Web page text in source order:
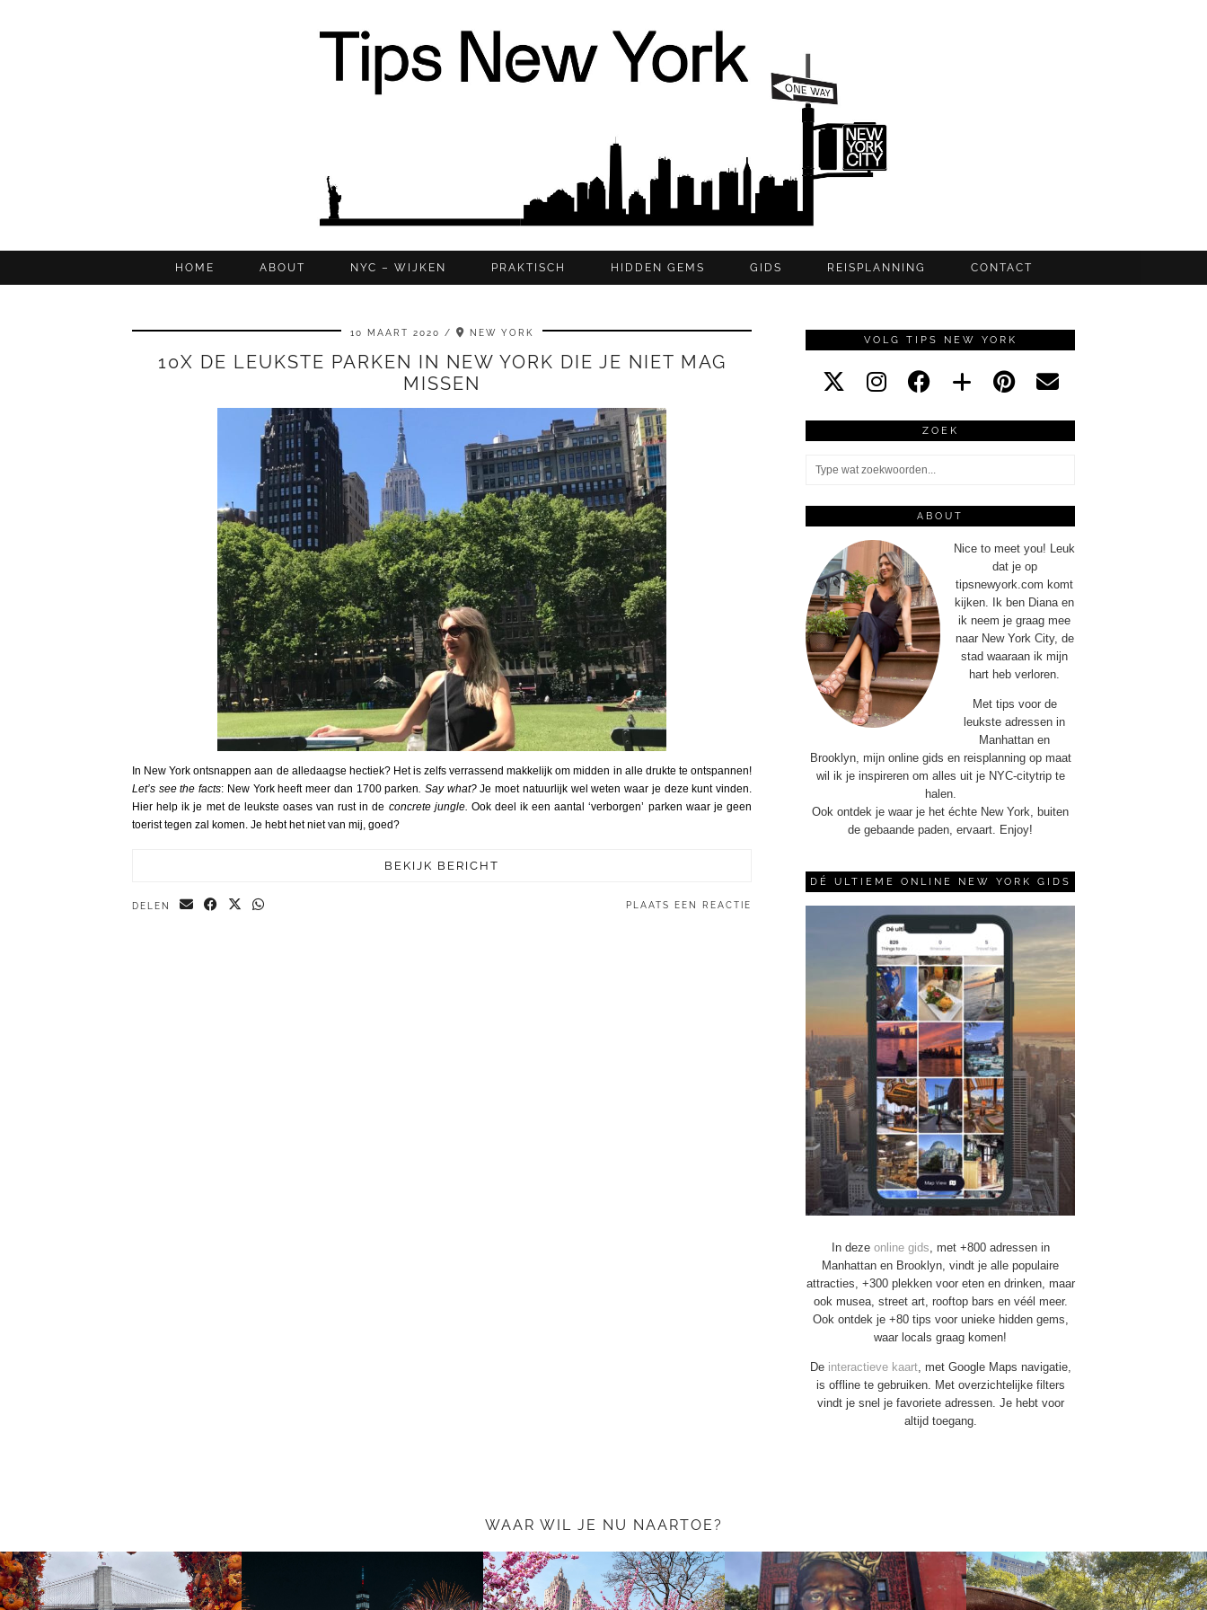
HOME ABOUT NYC – WIJKEN PRAKTISCH HIDDEN GEMS GIDS REISPLANNING CONTACT
10 MAART 2020 NEW YORK
10X DE LEUKSTE PARKEN IN NEW YORK DIE JE NIET MAG
MISSEN
In New York ontsnappen aan de alledaagse hectiek? Het is zelfs verrassend makkelijk om midden in alle drukte te ontspannen!
Let’s see the facts: New York heeft meer dan 1700 parken Say what?Je moet natuurlijk wel weten waar je deze kunt vinden.
Hier help ik je met de leukste oases van rust in de concrete jungle. Ook deel ik een aantal ‘verborgen’ parken waar je geen
toerist tegen zal komen. Je hebt het niet van mij, goed?
BEKIJK BERICHT
DELEN PLAATS EEN REACTIE
VOLG TIPS NEW YORK
ZOEK
ABOUT
Nice to meet you! Leuk
dat je op
tipsnewyork.com komt
kijken. Ik ben Diana en
ik neem je graag mee
naar New York City, de
stad waaraan ik mijn
hart heb verloren.
Met tips voor de
leukste adressen in
Manhattan en
Brooklyn, mijn online gids en reisplanning op maat
wil ik je inspireren om alles uit je NYC-citytrip te
halen.
Ook ontdek je waar je het échte New York, buiten
de gebaande paden, ervaart. Enjoy!
DÉ ULTIEME ONLINE NEW YORK GIDS
In deze online gids, met +800 adressen in
Manhattan en Brooklyn, vindt je alle populaire
attracties, +300 plekken voor eten en drinken, maar
ook musea, street art, rooftop bars en véél meer.
Ook ontdek je +80 tips voor unieke hidden gems,
waar locals graag komen!
De interactieve kaart, met Google Maps navigatie,
is offline te gebruiken. Met overzichtelijke filters
vindt je snel je favoriete adressen. Je hebt voor
altijd toegang.
WAAR WIL JE NU NAARTOE?